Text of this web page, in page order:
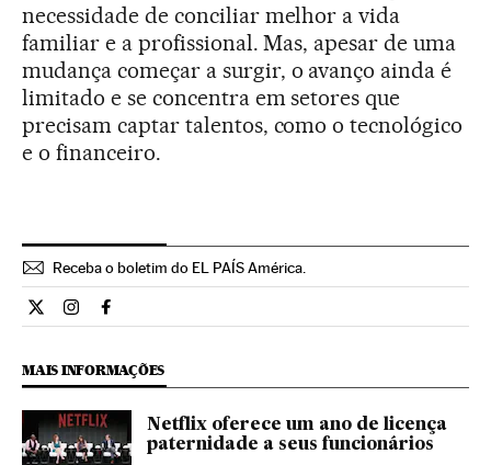
necessidade de conciliar melhor a vida
familiar e a profissional. Mas, apesar de uma
mudança começar a surgir, o avanço ainda é
limitado e se concentra em setores que
precisam captar talentos, como o tecnológico
e o financeiro.
Receba o boletim do EL PAÍS América.
Economia El País Brasil en Twitter
Economia El País Brasil en Instagram
Economia El País Brasil en Facebook
MAIS INFORMAÇÕES
Netflix oferece um ano de licença
paternidade a seus funcionários